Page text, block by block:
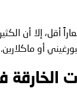
أقل، إلا أن
أو ماكلارين.
في